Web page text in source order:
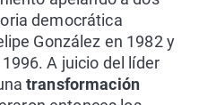
democrática
González en 1982 y
A juicio del líder
transformación